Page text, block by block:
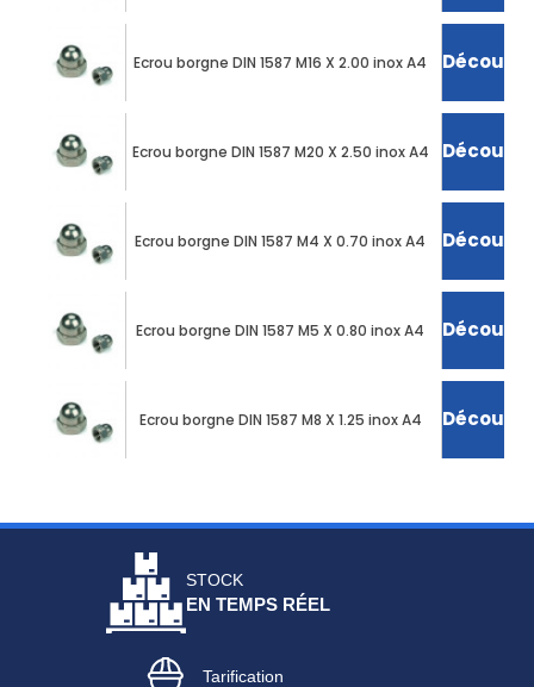
Ecrou borgne DIN 1587 M16 X 2.00 inox A4
Ecrou borgne DIN 1587 M20 X 2.50 inox A4
Ecrou borgne DIN 1587 M4 X 0.70 inox A4
Ecrou borgne DIN 1587 M5 X 0.80 inox A4
Ecrou borgne DIN 1587 M8 X 1.25 inox A4
STOCK
EN TEMPS RÉEL
Tarification